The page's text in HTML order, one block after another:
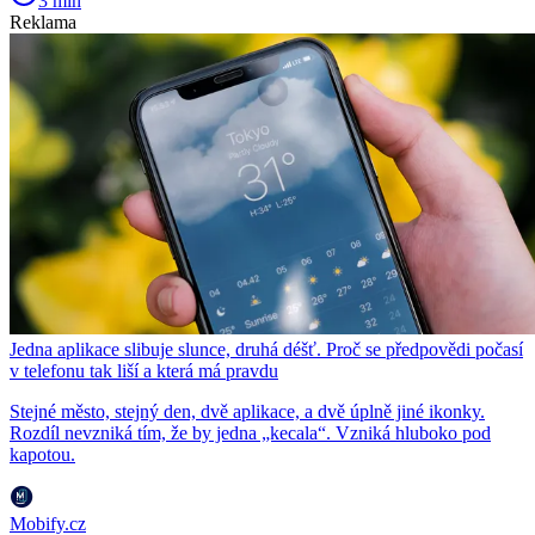
Reklama
Jedna aplikace slibuje slunce, druhá déšť. Proč se předpovědi počasí
v telefonu tak liší a která má pravdu
Stejné město, stejný den, dvě aplikace, a dvě úplně jiné ikonky.
Rozdíl nevzniká tím, že by jedna „kecala“. Vzniká hluboko pod
kapotou.
Mobify.cz